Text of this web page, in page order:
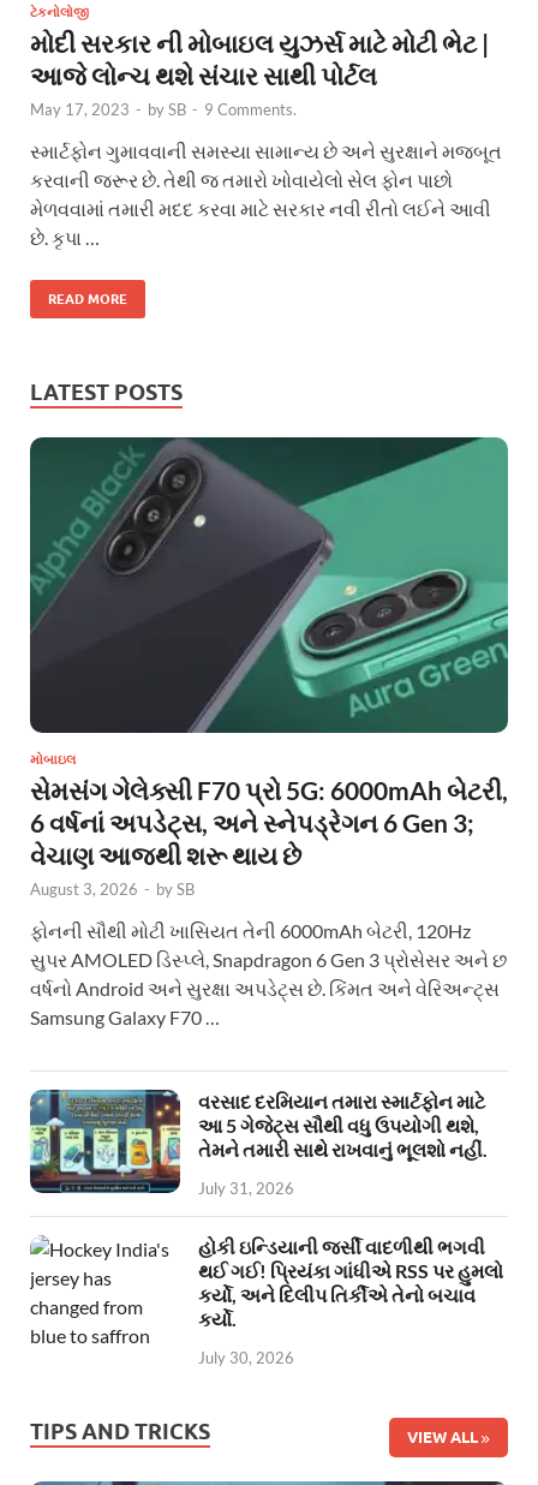
ટેકનોલોજી
મોદી સરકાર ની મોબાઇલ યુઝર્સ માટે મોટી ભેટ |
આજે લોન્ચ થશે સંચાર સાથી પોર્ટલ
May 17, 2023 - bySB - 9 Comments.
સ્માર્ટફોન ગુમાવવાની સમસ્યા સામાન્ય છે અને સુરક્ષાને મજબૂત
કરવાની જરૂર છે. તેથી જ તમારો ખોવાયેલો સેલ ફોન પાછો
મેળવવામાં તમારી મદદ કરવા માટે સરકાર નવી રીતો લઈને આવી
છે. કૃપા …
READ MORE
LATEST POSTS
મોબાઇલ
સેમસંગ ગેલેક્સી F70 પ્રો 5G: 6000mAh બેટરી,
6 વર્ષનાં અપડેટ્સ, અને સ્નેપડ્રેગન 6 Gen 3;
વેચાણ આજથી શરૂ થાય છે
August 3, 2026 - bySB
ફોનની સૌથી મોટી ખાસિયત તેની 6000mAh બેટરી, 120Hz
સુપર AMOLED ડિસ્પ્લે, Snapdragon 6 Gen 3 પ્રોસેસર અને છ
વર્ષનો Android અને સુરક્ષા અપડેટ્સ છે. કિંમત અને વેરિઅન્ટ્સ
Samsung Galaxy F70 …
વરસાદ દરમિયાન તમારા સ્માર્ટફોન માટે
આ 5 ગેજેટ્સ સૌથી વધુ ઉપયોગી થશે,
તેમને તમારી સાથે રાખવાનું ભૂલશો નહીં.
July 31, 2026
હોકી ઇન્ડિયાની જર્સી વાદળીથી ભગવી
થઈ ગઈ! પ્રિયંકા ગાંધીએ RSS પર હુમલો
કર્યો, અને દિલીપ તિર્કીએ તેનો બચાવ
કર્યો.
July 30, 2026
TIPS AND TRICKS VIEW ALL